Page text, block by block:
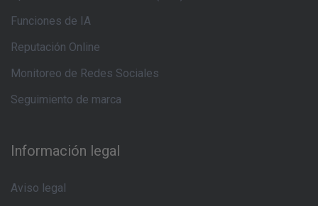
Funciones de IA
Reputación Online
Monitoreo de Redes Sociales
Seguimiento de marca
Información legal
Aviso legal